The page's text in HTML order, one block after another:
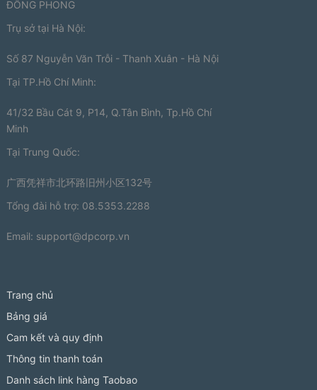
ĐÔNG PHONG
Trụ sở tại Hà Nội:
Số 87 Nguyễn Văn Trỗi - Thanh Xuân - Hà Nội
Tại TP.Hồ Chí Minh:
41/32 Bầu Cát 9, P14, Q.Tân Bình, Tp.Hồ Chí
Minh
Tại Trung Quốc:
广西凭祥市北环路旧州小区132号
Tổng đài hỗ trợ: 08.5353.2288
Email: support@dpcorp.vn
Trang chủ
Bảng giá
Cam kết và quy định
Thông tin thanh toán
Danh sách link hàng Taobao